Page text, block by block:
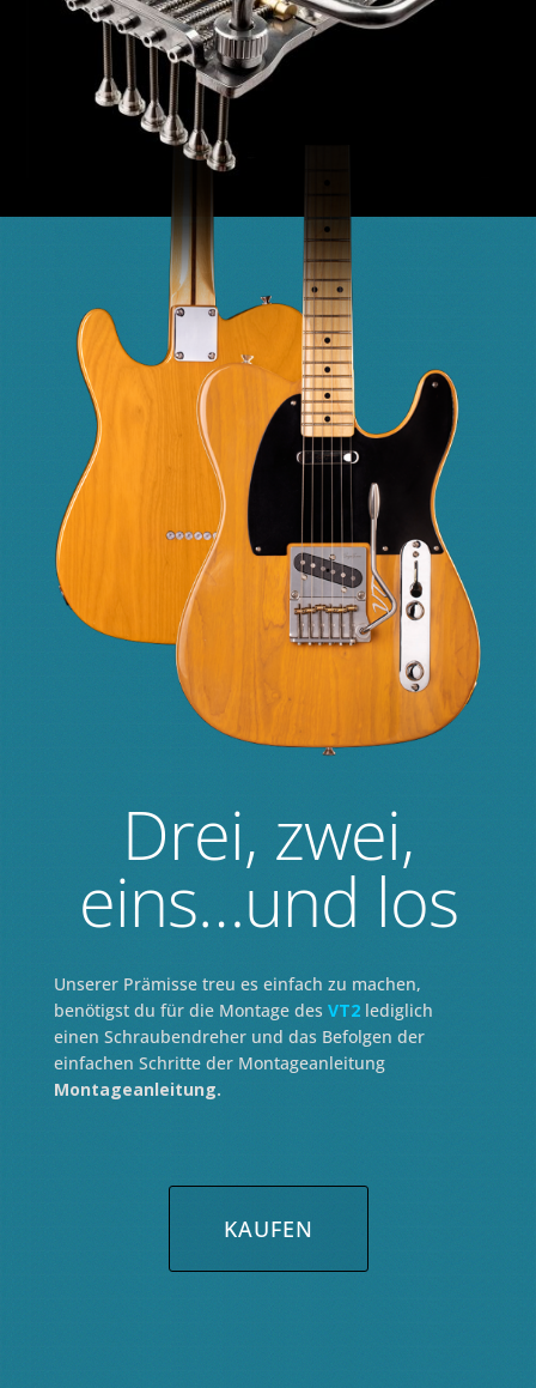
Drei, zwei,
eins…und los
Unserer Prämisse treu es einfach zu machen,
benötigst du für die Montage des VT2lediglich
einen Schraubendreher und das Befolgen der
einfachen Schritte der Montageanleitung
Montageanleitung.
KAUFEN